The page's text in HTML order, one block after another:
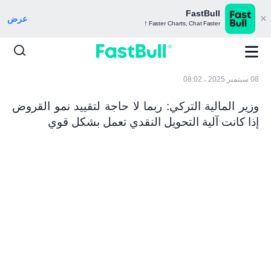
FastBull
Faster Charts, Chat Faster！ عرض
08 سبتمبر 2025 ، 08:02
وزير المالية التركي: ربما لا حاجة لتقييد نمو القروض
إذا كانت آلية التحويل النقدي تعمل بشكل قوي